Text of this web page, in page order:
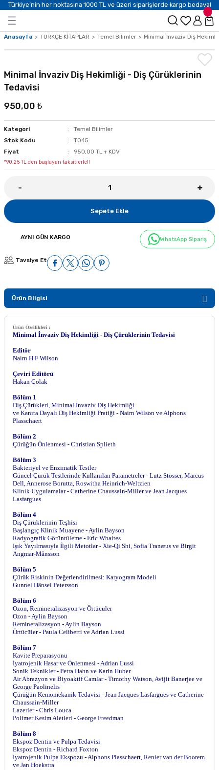
Türkiye’nin her noktasına 1000 TL ve üzeri siparişlerde kargo bedava!
Anasayfa TÜRKÇE KİTAPLAR Temel Bilimler Minimal İnvaziv Diş
Minimal İnvaziv Diş Hekimliği - Diş Çürüklerinin
Tedavisi
950,00 ₺
Kategori
Temel Bilimler
Stok Kodu
T045
Fiyat
950,00 TL + KDV
*90,25 TL den başlayan taksitlerle!!
Sepete Ekle
AYNI GÜN KARGO WhatsApp Sipariş
Tavsiye Et
Ürün Bilgisi
Ürün Özellikleri :
Minimal İnvaziv Diş Hekimliği - Diş Çürüklerinin Tedavisi
Editör
Nairn H F Wilson
Çeviri Editörü
Hakan Çolak
Bölüm 1
Diş Çürükleri, Minimal İnvaziv Diş Hekimliği
ve Kanıta Dayalı Diş Hekimliği Pratiği - Nairn Wilson ve Alphons
Plasschaert
Bölüm 2
Çürüğün Önlenmesi - Christian Splieth
Bölüm 3
Bakteriyel ve Enzimatik Testler
Güncel Çürük Testlerinde Kullanılan Parametreler - Lutz Stösser, Marcus
Dell, Annerose Borutta, Roswitha Heinrich-Weltzien
Klinik Uygulamalar - Catherine Chaussain-Miller ve Jean Jacques
Lasfargues
Bölüm 4
Diş Çürüklerinin Teşhisi
Başlangıç Klinik Muayene - Aylin Bayson
Radyografik Görüntüleme - Eric Whaites
Işık Yayılmasıyla İlgili Metotlar - Xie-Qi Shi, Sofia Tranæus ve Birgit
Angmar-Månsson
Bölüm 5
Çürük Riskinin Değerlendirilmesi: Karyogram Modeli
Gunnel Hänsel Petersson
Bölüm 6
Ozon, Remineralizasyon ve Örtücüler
Ozon - Aylin Bayson
Remineralizasyon - Aylin Bayson
Örtücüler - Paula Celiberti ve Adrian Lussi
Bölüm 7
Kavite Preparasyonu
İyatrojenik Hasar ve Önlenmesi - Adrian Lussi
Sonik Teknikler - Petra Hahn ve Karin Huber
Air Abrazyon ve Biyoaktif Camlar - Timothy Watson, Avijit Banerjee ve
George Paolinelis
Çürüğün Kemomekanik Tedavisi - Jean Jacques Lasfargues ve Catherine
Chaussain-Miller
Lazerler - Chris Louca
Polimer Kesim Aletleri - George Freedman
Bölüm 8
Ekspoz Dentin ve Pulpa Tedavisi
Ekspoz Dentin - Richard Foxton
İyatrojenik Pulpa Ekspozu - Alphons Plasschaert, Renier van der Boorem
ve Jan Hoekstra